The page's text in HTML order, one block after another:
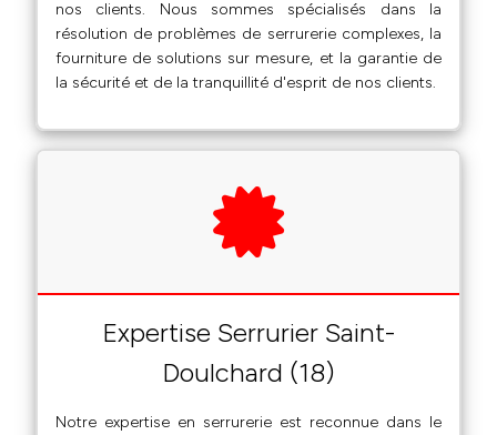
nos clients. Nous sommes spécialisés dans la
résolution de problèmes de serrurerie complexes, la
fourniture de solutions sur mesure, et la garantie de
la sécurité et de la tranquillité d'esprit de nos clients.
Expertise Serrurier Saint-
Doulchard (18)
Notre expertise en serrurerie est reconnue dans le